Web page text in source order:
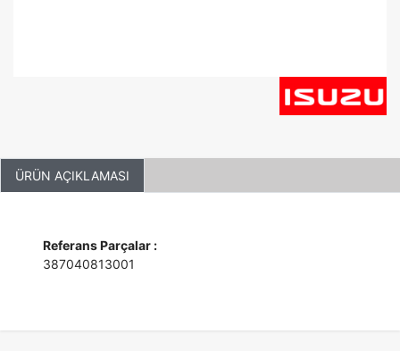
ÜRÜN AÇIKLAMASI
Referans Parçalar :
387040813001